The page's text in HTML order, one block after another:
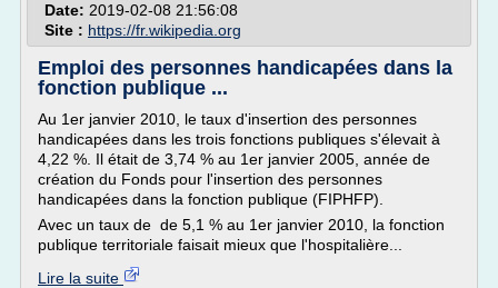
Date: 2019-02-08 21:56:08
Site : https://fr.wikipedia.org
Emploi des personnes handicapées dans la
fonction publique ...
Au 1er janvier 2010, le taux d'insertion des personnes
handicapées dans les trois fonctions publiques s'élevait à
4,22 %. Il était de 3,74 % au 1er janvier 2005, année de
création du Fonds pour l'insertion des personnes
handicapées dans la fonction publique (FIPHFP).
Avec un taux de de 5,1 % au 1er janvier 2010, la fonction
publique territoriale faisait mieux que l'hospitalière...
Lire la suite